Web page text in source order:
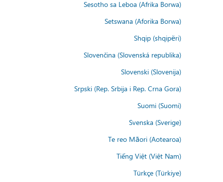
Sesotho sa Leboa (Afrika Borwa)
Setswana (Aforika Borwa)
Shqip (shqipëri)
Slovenčina (Slovenská republika)
Slovenski (Slovenija)
Srpski (Rep. Srbija i Rep. Crna Gora)
Suomi (Suomi)
Svenska (Sverige)
Te reo Māori (Aotearoa)
Tiếng Việt (Việt Nam)
Türkçe (Türkiye)